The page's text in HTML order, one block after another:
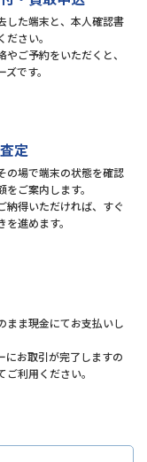
した端末と、本人確認書
ださい。
やご予約をいただくと、
です。
定
の場で端末の状態を確認
をご案内します。
納得いただければ、すぐ
進めます。
まま現金にてお支払いし
にお取引が完了しますの
ご利用ください。